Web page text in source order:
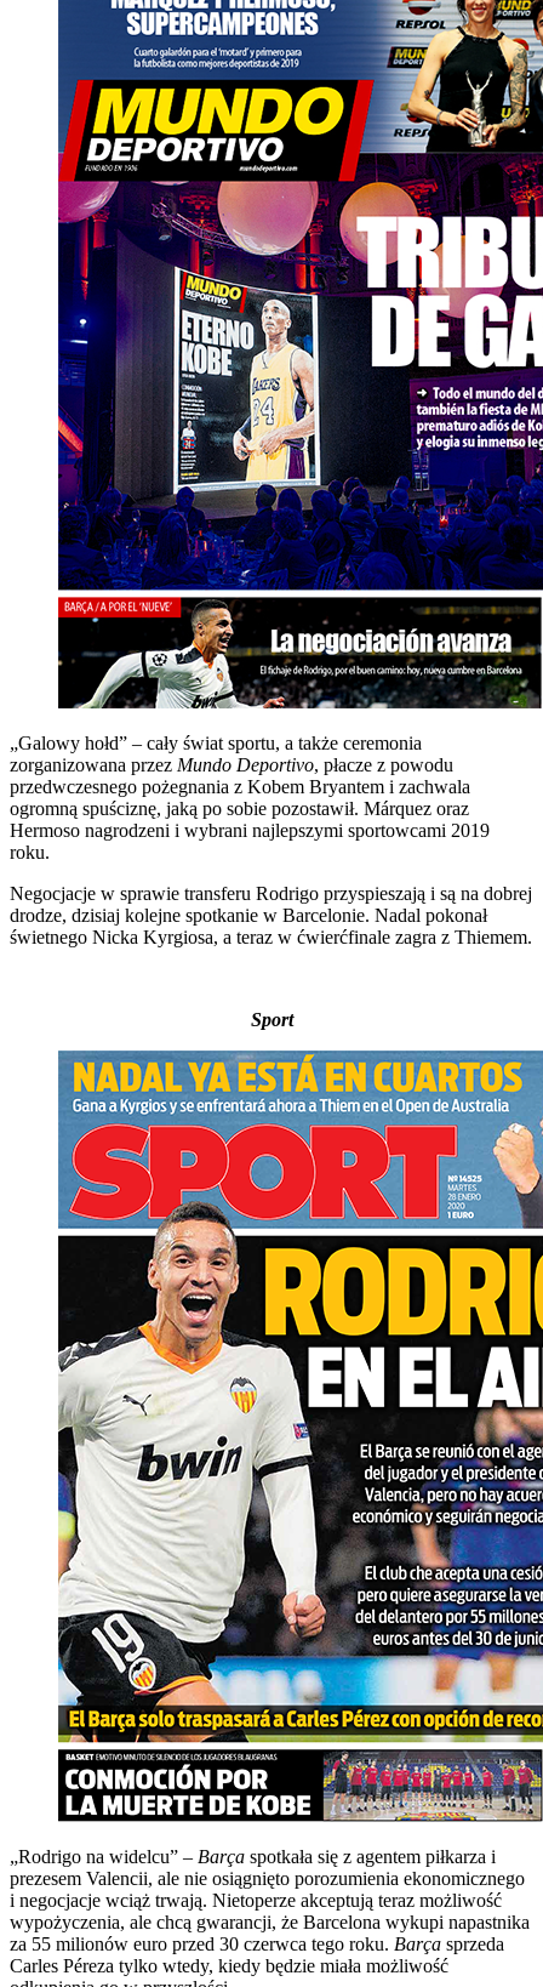
„Galowy hołd” – cały świat sportu, a także ceremonia
zorganizowana przez Mundo Deportivo, płacze z powodu
przedwczesnego pożegnania z Kobem Bryantem i zachwala
ogromną spuściznę, jaką po sobie pozostawił. Márquez oraz
Hermoso nagrodzeni i wybrani najlepszymi sportowcami 2019
roku.
Negocjacje w sprawie transferu Rodrigo przyspieszają i są na dobrej
drodze, dzisiaj kolejne spotkanie w Barcelonie. Nadal pokonał
świetnego Nicka Kyrgiosa, a teraz w ćwierćfinale zagra z Thiemem.
Sport
„Rodrigo na widelcu” – Barça spotkała się z agentem piłkarza i
prezesem Valencii, ale nie osiągnięto porozumienia ekonomicznego
i negocjacje wciąż trwają. Nietoperze akceptują teraz możliwość
wypożyczenia, ale chcą gwarancji, że Barcelona wykupi napastnika
za 55 milionów euro przed 30 czerwca tego roku. Barça sprzeda
Carles Péreza tylko wtedy, kiedy będzie miała możliwość